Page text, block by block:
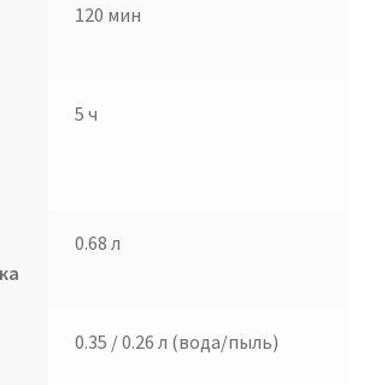
120 мин
5 ч
0.68 л
0.35 / 0.26 л (вода/пыль)